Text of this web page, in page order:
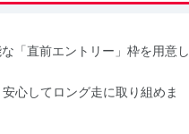
「直前エントリー」枠を用意し
心してロング走に取り組めま